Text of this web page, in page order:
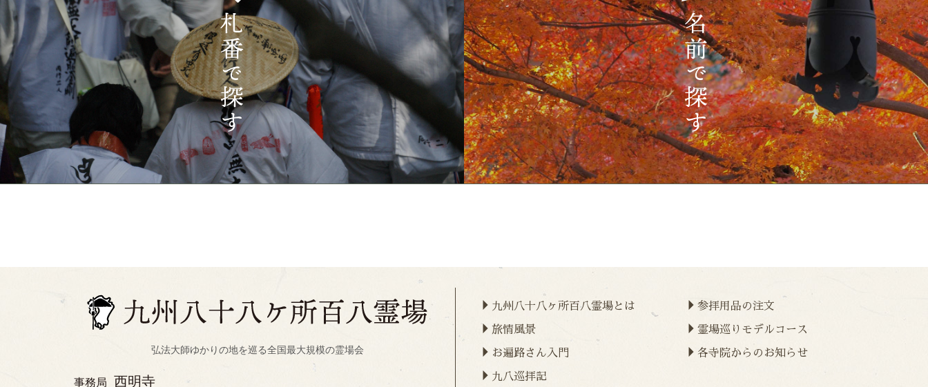
弘法大師ゆかりの地を巡る全国最大規模の霊場会
事務局 西明寺
九州八十八ヶ所百八霊場とは
旅情風景
お遍路さん入門
九八巡拝記
参拝用品の注文
霊場巡りモデルコース
各寺院からのお知らせ